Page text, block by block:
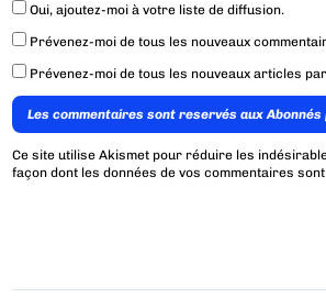
Oui, ajoutez-moi à votre liste de diffusion.
Prévenez-moi de tous les nouveaux
Prévenez-moi de tous les nouveaux articles
Les commentaires sont reservés aux Abonnés
Ce site utilise Akismet pour réduire les
façon dont les données de vos commentaires